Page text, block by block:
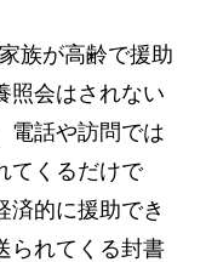
族が高齢で援助
照会はされない
電話や訪問では
てくるだけで
済的に援助でき
られてくる封書